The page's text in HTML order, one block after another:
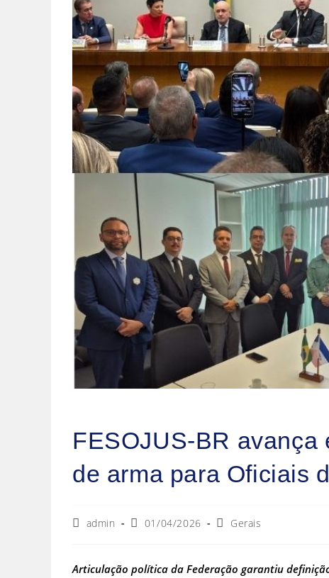
FESOJUS-BR
de arma para Oficiais
admin 01/04/2026 Gerais
Articulação política da Federação garantiu